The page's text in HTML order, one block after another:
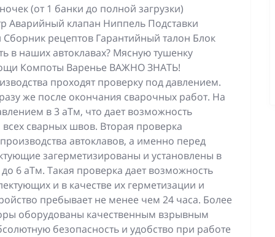
(от 1 банки до полной загрузки)
клапан Ниппель Подставки
Сборник рецептов Гарантийный талон Блок
в наших автоклавах? Мясную тушенку
Компоты Варенье ВАЖНО ЗНАТЬ!
проходят проверку под давлением.
же после окончания сварочных работ. На
в 3 аТм, что дает возможность
всех сварных швов. Вторая проверка
автоклавов, а именно перед
загерметизированы и установлены в
6 аТм. Такая проверка дает возможность
и в качестве их герметизации и
пребывает не менее чем 24 часа. Более
оборудованы качественным взрывным
безопасность и удобство при работе